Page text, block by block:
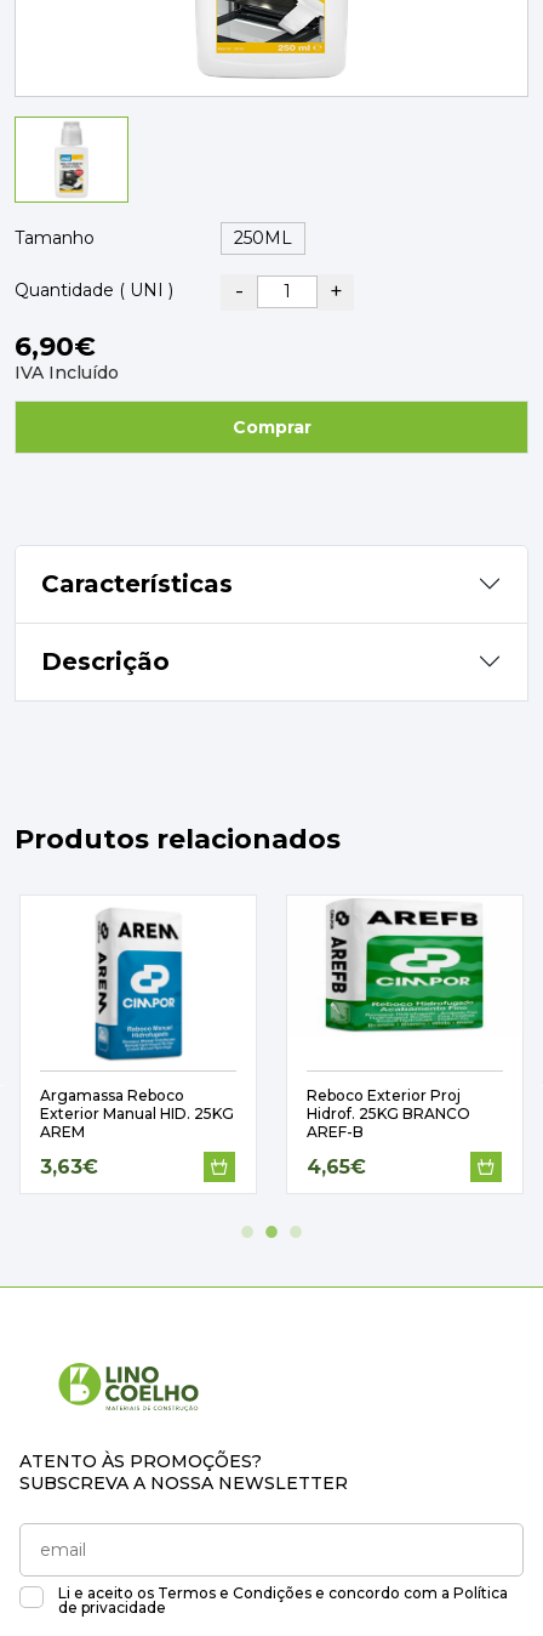
TINTAS, DROGAS E LIMPEZA
DYRUP
SKIL
Tamanho
Quantidade ( UNI ) - +
6,90€
IVA Incluído
Comprar
Características
Descrição
Produtos relacionados
Argamassa Reboco
Exterior Manual HID. 25KG
AREM
3,63€
Reboco Exterior Proj
Hidrof. 25KG BRANCO
AREF-B
4,65€
ATENTO ÀS PROMOÇÕES?
SUBSCREVA A NOSSA NEWSLETTER
Li e aceito os Termos e Condições e concordo com a Política
de privacidade